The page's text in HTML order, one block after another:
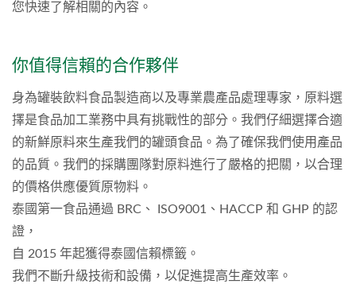
您快速了解相關的內容。
你值得信賴的合作夥伴
身為罐裝飲料食品製造商以及專業農產品處理專家，原料選
擇是食品加工業務中具有挑戰性的部分。我們仔細選擇合適
的新鮮原料來生產我們的罐頭食品。為了確保我們使用產品
的品質。我們的採購團隊對原料進行了嚴格的把關，以合理
的價格供應優質原物料。
泰國第一食品通過 BRC、 ISO9001、HACCP 和 GHP 的認
證，
自 2015 年起獲得泰國信賴標籤。
我們不斷升級技術和設備，以促進提高生產效率。